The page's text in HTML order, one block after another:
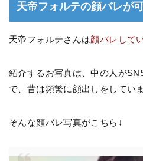
天帝フォルテの顔バレが
天帝フォルテさんは顔バレして
紹介するお写真は、中の人が
で、昔は頻繁に顔出しをしてい
そんな顔バレ写真がこちら↓